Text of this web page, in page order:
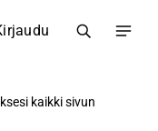
kaikki sivun